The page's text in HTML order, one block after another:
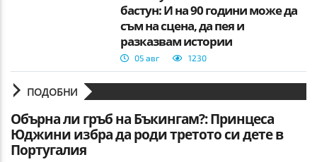
бастун: И на 90 години може да
съм на сцена, да пея и
разказвам истории
05 авг 1230
ПОДОБНИ
Обърна ли гръб на Бъкингам?: Принцеса
Юджини избра да роди третото си дете в
Португалия